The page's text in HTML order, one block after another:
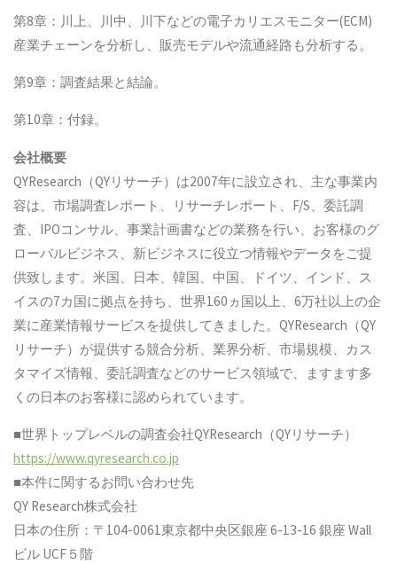
第8章：川上、川中、川下などの電子カリエスモニター(ECM)
産業チェーンを分析し、販売モデルや流通経路も分析する。
第9章：調査結果と結論。
第10章：付録。
会社概要
QYResearch（QYリサーチ）は2007年に設立され、主な事業内
容は、市場調査レポート、リサーチレポート、F/S、委託調
査、IPOコンサル、事業計画書などの業務を行い、お客様のグ
ローバルビジネス、新ビジネスに役立つ情報やデータをご提
供致します。米国、日本、韓国、中国、ドイツ、インド、ス
イスの7カ国に拠点を持ち、世界160ヵ国以上、6万社以上の企
業に産業情報サービスを提供してきました。QYResearch（QY
リサーチ）が提供する競合分析、業界分析、市場規模、カス
タマイズ情報、委託調査などのサービス領域で、ますます多
くの日本のお客様に認められています。
■世界トップレベルの調査会社QYResearch（QYリサーチ）
https://www.qyresearch.co.jp
■本件に関するお問い合わせ先
QY Research株式会社
日本の住所：〒104-0061東京都中央区銀座 6-13-16 銀座 Wall
ビル UCF５階